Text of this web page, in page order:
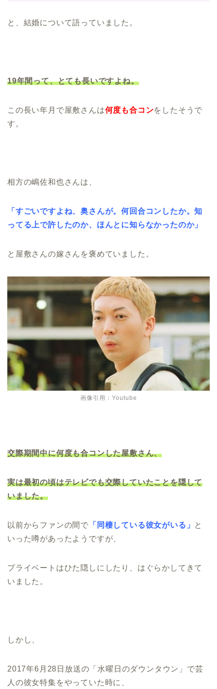
と、結婚について語っていました。
19年間って、とても長いですよね。
この長い年月で屋敷さんは何度も合コンをしたそうで
す。
相方の嶋佐和也さんは、
「すごいですよね、奥さんが。何回合コンしたか。知
ってる上で許したのか、ほんとに知らなかったのか」
と屋敷さんの嫁さんを褒めていました。
画像引用：Youtube
交際期間中に何度も合コンした屋敷さん、
実は最初の頃はテレビでも交際していたことを隠して
いました。
以前からファンの間で 「同棲している彼女がいる」 と
いった噂があったようですが、
プライベートはひた隠しにしたり、はぐらかしてきて
いました。
しかし、
2017年6月28日放送の「水曜日のダウンタウン」で芸
人の彼女特集をやっていた時に、